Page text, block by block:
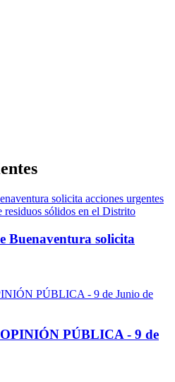
Buenaventura solicita
PÚBLICA - 9 de